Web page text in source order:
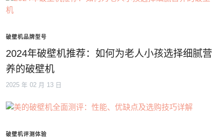
破壁机品牌型号
2024年破壁机推荐：如何为老人小孩选择细腻营
养的破壁机
2025 年 02 月 13 日
破壁机评测体验